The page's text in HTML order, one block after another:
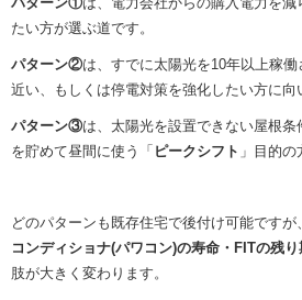
たい方が選ぶ道です。
パターン②は、すでに太陽光を10年以上稼
近い、もしくは停電対策を強化したい方に向
パターン③は、太陽光を設置できない屋根
を貯めて昼間に使う「 ピークシフト 」目的の
どのパターンも既存住宅で後付け可能ですが、
コンディショナ(パワコン)の寿命・FITの残り
肢が大きく変わります。